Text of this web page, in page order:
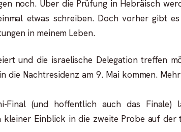
noch. Über die Prüfung in Hebräisch
etwas schreiben. Doch vorher gibt
in meinem Leben.
und die israelische Delegation treffen
die Nachtresidenz am 9. Mai kommen.
Final (und hoffentlich auch das Finale)
kleiner Einblick in die zweite Probe auf der